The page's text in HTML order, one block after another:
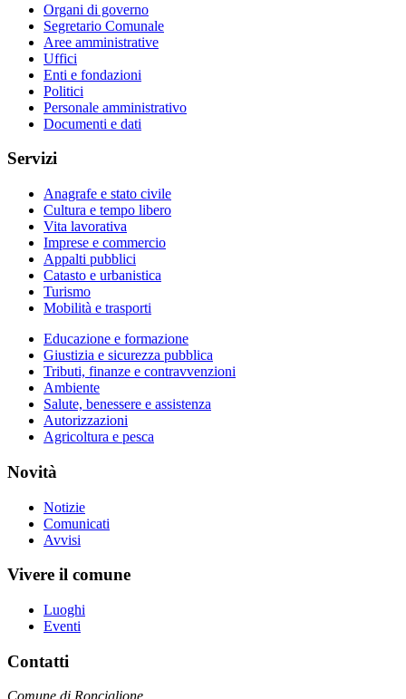
Organi di governo
Segretario Comunale
Aree amministrative
Uffici
Enti e fondazioni
Politici
Personale amministrativo
Documenti e dati
Servizi
Anagrafe e stato civile
Cultura e tempo libero
Vita lavorativa
Imprese e commercio
Appalti pubblici
Catasto e urbanistica
Turismo
Mobilità e trasporti
Educazione e formazione
Giustizia e sicurezza pubblica
Tributi, finanze e contravvenzioni
Ambiente
Salute, benessere e assistenza
Autorizzazioni
Agricoltura e pesca
Novità
Notizie
Comunicati
Avvisi
Vivere il comune
Luoghi
Eventi
Contatti